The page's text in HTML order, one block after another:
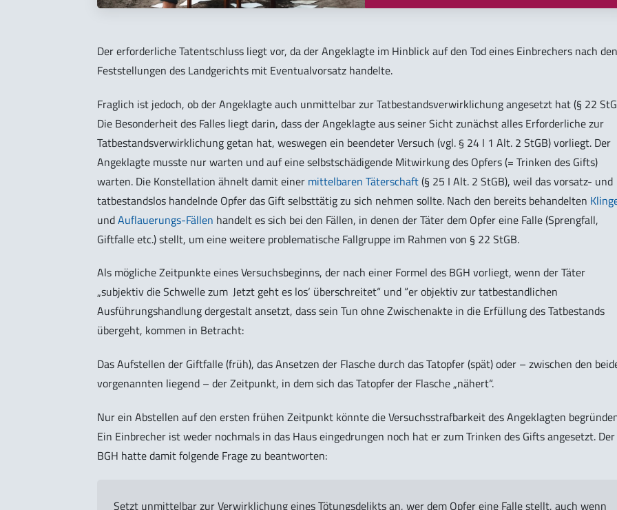
Der erforderliche Tatentschluss liegt vor, da der Angeklagte im Hinblick auf den Tod eines Einbrechers nach den
Feststellungen des Landgerichts mit Eventualvorsatz handelte.
Fraglich ist jedoch, ob der Angeklagte auch unmittelbar zur Tatbestandsverwirklichung angesetzt hat (§ 22
Die Besonderheit des Falles liegt darin, dass der Angeklagte aus seiner Sicht zunächst alles Erforderliche zur
Tatbestandsverwirklichung getan hat, weswegen ein beendeter Versuch (vgl. § 24 I 1 Alt. 2 StGB) vorliegt. Der
Angeklagte musste nur warten und auf eine selbstschädigende Mitwirkung des Opfers (= Trinken des Gifts)
warten. Die Konstellation ähnelt damit einer mittelbaren Täterschaft(§ 25 I Alt. 2 StGB), weil das vorsatz- und
tatbestandslos handelnde Opfer das Gift selbsttätig zu sich nehmen sollte. Nach den bereits behandelten
undAuflauerungs-Fällen handelt es sich bei den Fällen, in denen der Täter dem Opfer eine Falle (Sprengfall,
Giftfalle etc.) stellt, um eine weitere problematische Fallgruppe im Rahmen von § 22 StGB.
Als mögliche Zeitpunkte eines Versuchsbeginns, der nach einer Formel des BGH vorliegt, wenn der Täter
„subjektiv die Schwelle zum ‚Jetzt geht es los‘ überschreitet“ und “er objektiv zur tatbestandlichen
Ausführungshandlung dergestalt ansetzt, dass sein Tun ohne Zwischenakte in die Erfüllung des Tatbestands
übergeht, kommen in Betracht:
Das Aufstellen der Giftfalle (früh), das Ansetzen der Flasche durch das Tatopfer (spät) oder – zwischen den
vorgenannten liegend – der Zeitpunkt, in dem sich das Tatopfer der Flasche „nähert“.
Nur ein Abstellen auf den ersten frühen Zeitpunkt könnte die Versuchsstrafbarkeit des Angeklagten
Ein Einbrecher ist weder nochmals in das Haus eingedrungen noch hat er zum Trinken des Gifts angesetzt. Der
BGH hatte damit folgende Frage zu beantworten:
Setzt unmittelbar zur Verwirklichung eines Tötungsdelikts an, wer dem Opfer eine Falle stellt, auch wenn